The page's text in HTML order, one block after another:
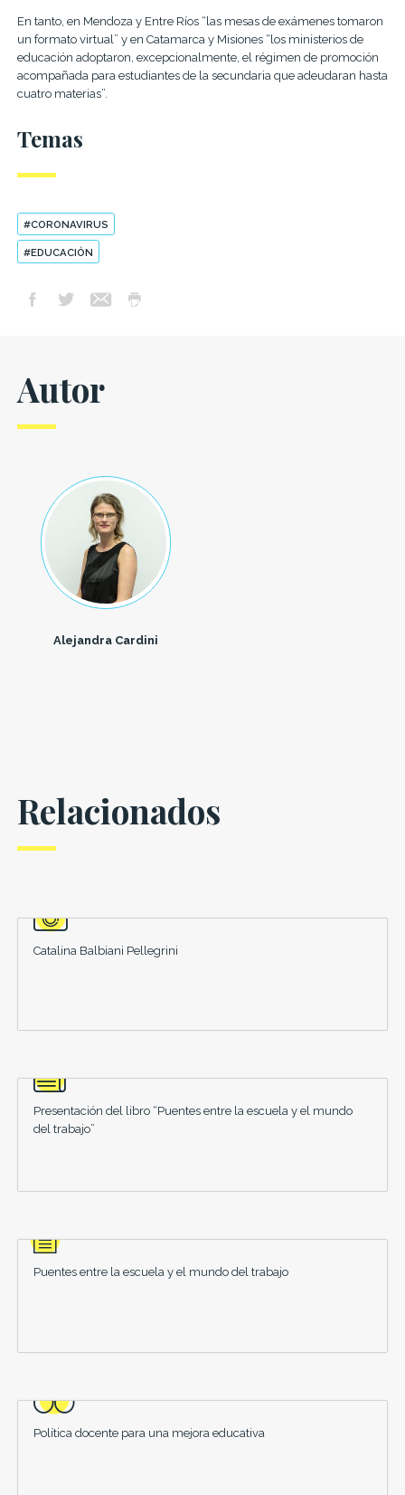
En tanto, en Mendoza y Entre Ríos “las mesas de exámenes tomaron
un formato virtual” y en Catamarca y Misiones “los ministerios de
educación adoptaron, excepcionalmente, el régimen de promoción
acompañada para estudiantes de la secundaria que adeudaran hasta
cuatro materias”.
Temas
#CORONAVIRUS
#EDUCACIÓN
Autor
Alejandra Cardini
Relacionados
Catalina Balbiani Pellegrini
Presentación del libro “Puentes entre la escuela y el mundo
del trabajo”
Puentes entre la escuela y el mundo del trabajo
Política docente para una mejora educativa